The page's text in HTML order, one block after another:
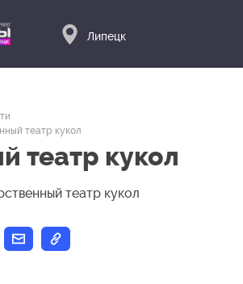
Липецк
театр кукол
театр кукол
театр кукол